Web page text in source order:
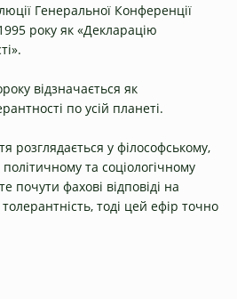
Генеральної Конференції
року як «Декларацію
відзначається як
по усій планеті.
розглядається у філософському,
та соціологічному
почути фахові відповіді на
тоді цей ефір точно